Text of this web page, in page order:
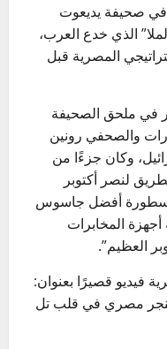
صحيفة يديعوت
الذي خدع العرب،
المصرية قبل
في ملحق الصحيفة
والصحفي رونين
وكان جزءًا من
لنصر أكتوبر
أسطورة أفضل جاسوس
المخابرات
العظيم”.
فيديو قصيرًا بعنوان:
مصري في قلب تل